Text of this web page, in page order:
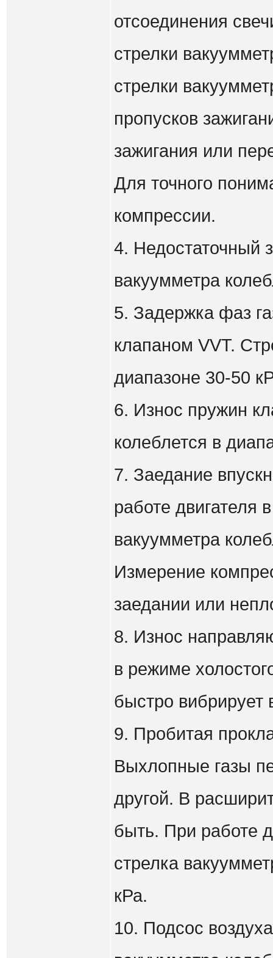
отсоединения
стрелки
стрелки
пропусков
зажигания или
Для точного
компрессии.
4. Недостаточный
вакуумметра
5. Задержка фаз
клапаном VVT.
диапазоне 30-50
6. Износ пружин
колеблется в
7. Заедание
работе двигателя
вакуумметра
Измерение
заедании или
8. Износ
в режиме
быстро вибрирует
9. Пробитая
Выхлопные газы
другой. В
быть. При работе
стрелка
кРа.
10. Подсос